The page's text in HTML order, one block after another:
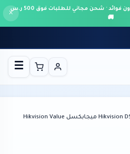
ادفع على 4 دفعات بدون فوائد · شحن مجاني للطلبات فوق 500 ر.س
🚚
×
☰
كاميرا Hikvision DS-2CD1183G2-LIU-B40 — 8 ميجابكسل Hikvision Value